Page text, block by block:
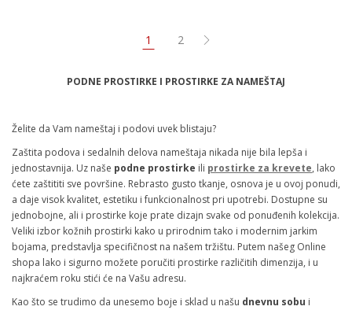
70X120
1 2
PODNE PROSTIRKE I PROSTIRKE ZA NAMEŠTAJ
Želite da Vam nameštaj i podovi uvek blistaju?
Zaštita podova i sedalnih delova nameštaja nikada nije bila lepša i
jednostavnija. Uz naše podne prostirke ili prostirke za krevete, lako
ćete zaštititi sve površine. Rebrasto gusto tkanje, osnova je u ovoj ponudi,
a daje visok kvalitet, estetiku i funkcionalnost pri upotrebi. Dostupne su
jednobojne, ali i prostirke koje prate dizajn svake od ponuđenih kolekcija.
Veliki izbor kožnih prostirki kako u prirodnim tako i modernim jarkim
bojama, predstavlja specifičnost na našem tržištu. Putem našeg Online
shopa lako i sigurno možete poručiti prostirke različitih dimenzija, i u
najkraćem roku stići će na Vašu adresu.
Kao što se trudimo da unesemo boje i sklad u našu dnevnu sobu i